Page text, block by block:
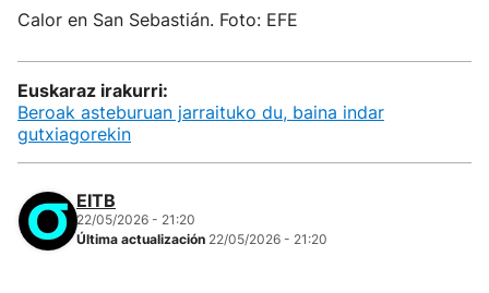
Calor en San Sebastián. Foto: EFE
Euskaraz irakurri:
Beroak asteburuan jarraituko du, baina indar
gutxiagorekin
EITB
22/05/2026 - 21:20
Última actualización 22/05/2026 - 21:20